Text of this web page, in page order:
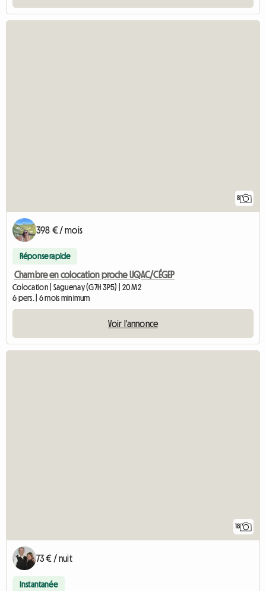
8
398 € / mois
Réponse rapide
Chambre en colocation proche UQAC/CÉGEP
Colocation | Saguenay (G7H 3P5) | 20 M2
6 pers. | 6 mois minimum
Voir l'annonce
18
73 € / nuit
Instantanée